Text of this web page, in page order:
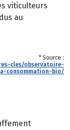
viticulteurs
au
* Source :
cles/observatoire-
consommation-bio/